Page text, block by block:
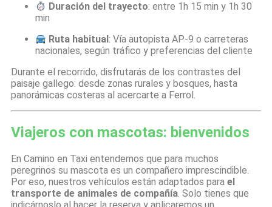
Duración del trayecto: entre 1h 15 min y 1h 30
min
Ruta habitual: Vía autopista AP-9 o carreteras
nacionales, según tráfico y preferencias del cliente
Durante el recorrido, disfrutarás de los contrastes del
paisaje gallego: desde zonas rurales y bosques, hasta
panorámicas costeras al acercarte a Ferrol.
Viajeros con mascotas: bienvenidos
En Camino en Taxi entendemos que para muchos
peregrinos su mascota es un compañero imprescindible.
Por eso, nuestros vehículos están adaptados para el
transporte de animales de compañía. Solo tienes que